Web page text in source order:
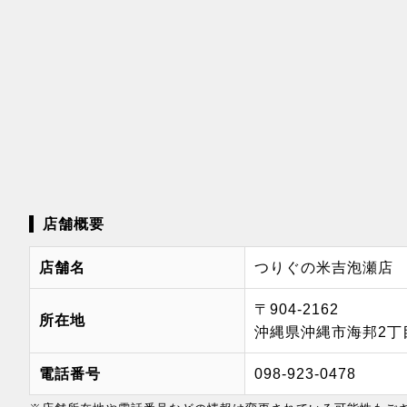
店舗概要
店舗名 つりぐの米吉泡瀬店
所在地
〒904-2162
沖縄県沖縄市海邦2丁
電話番号 098-923-0478